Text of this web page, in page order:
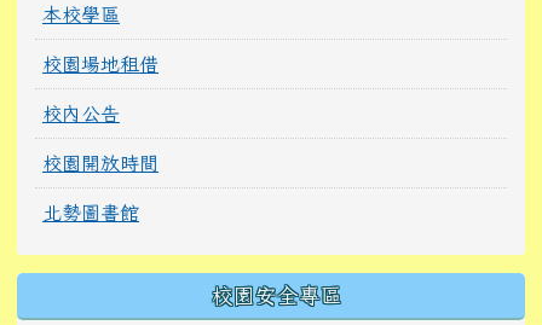
本校學區
校園場地租借
校內公告
校園開放時間
北勢圖書館
校園安全專區